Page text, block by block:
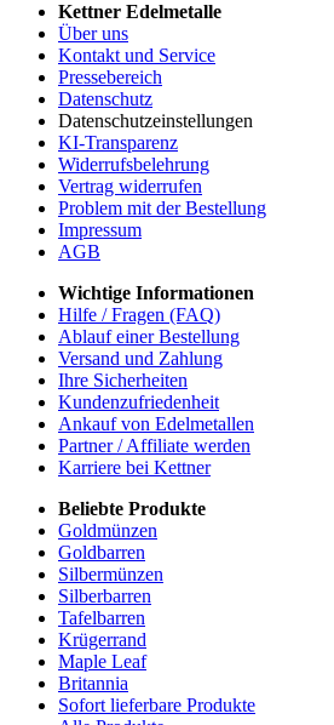
Kettner Edelmetalle
Über uns
Kontakt und Service
Pressebereich
Datenschutz
Datenschutzeinstellungen
KI-Transparenz
Widerrufsbelehrung
Vertrag widerrufen
Problem mit der Bestellung
Impressum
AGB
Wichtige Informationen
Hilfe / Fragen (FAQ)
Ablauf einer Bestellung
Versand und Zahlung
Ihre Sicherheiten
Kundenzufriedenheit
Ankauf von Edelmetallen
Partner / Affiliate werden
Karriere bei Kettner
Beliebte Produkte
Goldmünzen
Goldbarren
Silbermünzen
Silberbarren
Tafelbarren
Krügerrand
Maple Leaf
Britannia
Sofort lieferbare Produkte